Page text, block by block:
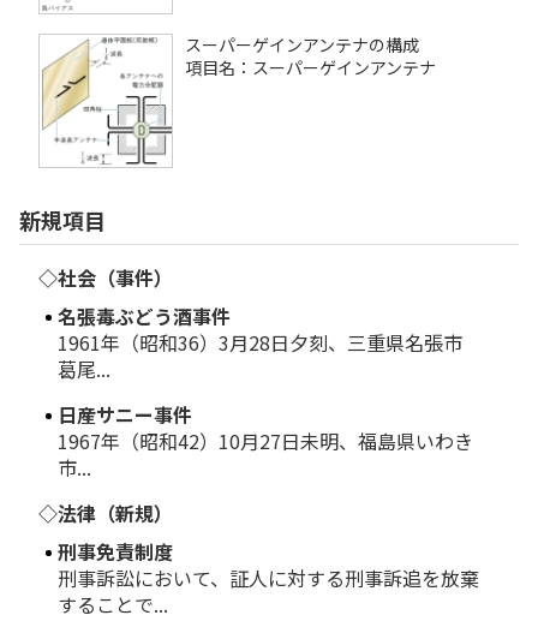
スーパーゲインアンテナの構成
項目名：スーパーゲインアンテナ
新規項目
◇社会（事件）
名張毒ぶどう酒事件
1961年（昭和36）3月28日夕刻、三重県名張市
葛尾...
日産サニー事件
1967年（昭和42）10月27日未明、福島県いわき
市...
◇法律（新規）
刑事免責制度
刑事訴訟において、証人に対する刑事訴追を放棄
することで...